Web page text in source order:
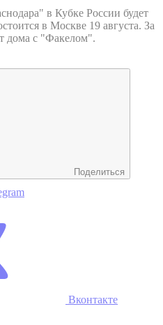
в Кубке России будет
в Москве 19 августа. За
дома с "Факелом".
Поделиться
Вконтакте